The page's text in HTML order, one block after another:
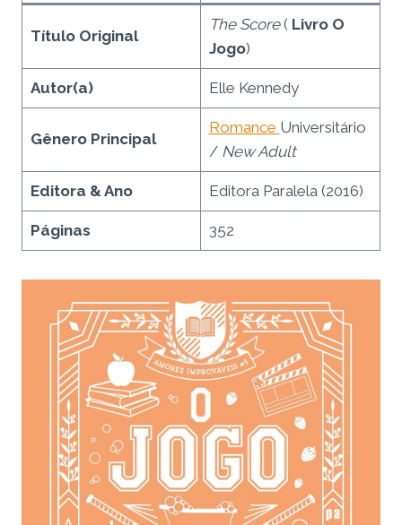
Título Original
The Score( Livro O
Jogo)
Autor(a) Elle Kennedy
Gênero Principal
Romance Universitário
/ New Adult
Editora & Ano Editora Paralela (2016)
Páginas 352